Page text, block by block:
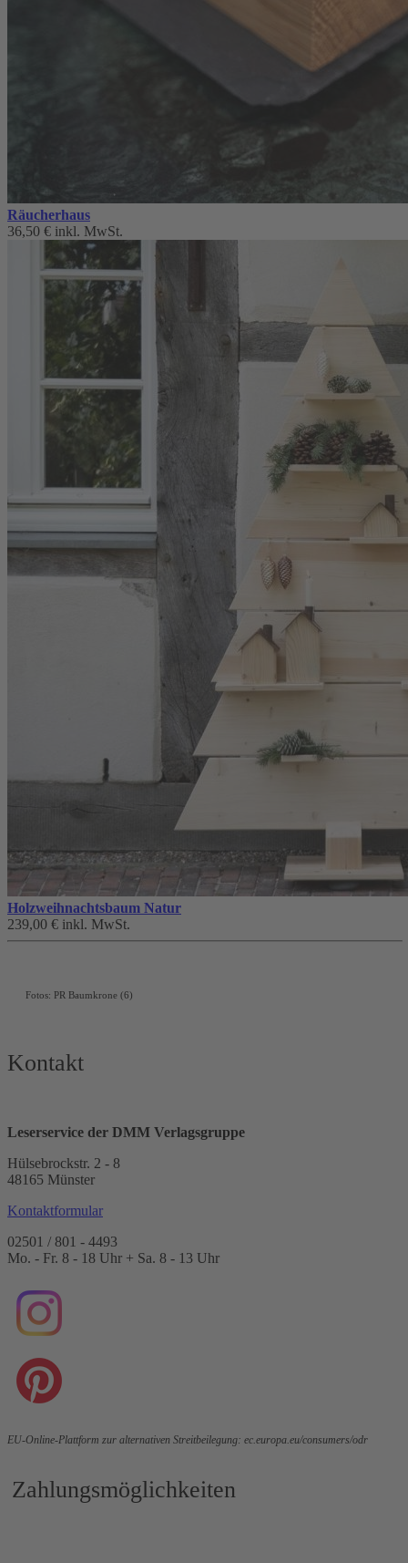
Räucherhaus
36,50 € inkl. MwSt.
Holzweihnachtsbaum Natur
239,00 € inkl. MwSt.
Fotos: PR Baumkrone (6)
Kontakt
Leserservice der DMM Verlagsgruppe
Hülsebrockstr. 2 - 8
48165 Münster
Kontaktformular
02501 / 801 - 4493
Mo. - Fr. 8 - 18 Uhr + Sa. 8 - 13 Uhr
EU-Online-Plattform zur alternativen Streitbeilegung: ec.europa.eu/consumers/odr
Zahlungsmöglichkeiten